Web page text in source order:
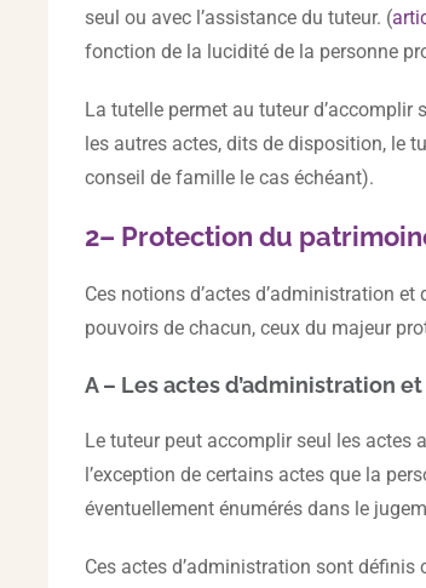
seul ou avec l’assistance du tuteur. (
fonction de la lucidité de la personne
La tutelle permet au tuteur d’accomplir
les autres actes, dits de disposition, le
conseil de famille le cas échéant).
2– Protection du
Ces notions d’actes d’administration
pouvoirs de chacun, ceux du majeur
A – Les actes d’administration
Le tuteur peut accomplir seul les actes
l’exception de certains actes que la
éventuellement énumérés dans le
Ces actes d’administration sont